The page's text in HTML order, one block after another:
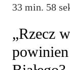
33 min. 58
„Rzecz